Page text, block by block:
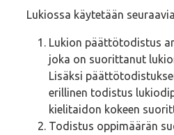
Lukiossa käytetään
Lukion päättötodistus
joka on suorittanut
Lisäksi
erillinen todistus
kielitaidon kokeen
Todistus oppimäärän